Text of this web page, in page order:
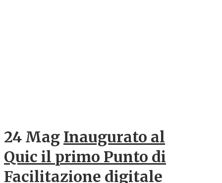
24 Mag Inaugurato al
Quic il primo Punto di
Facilitazione digitale